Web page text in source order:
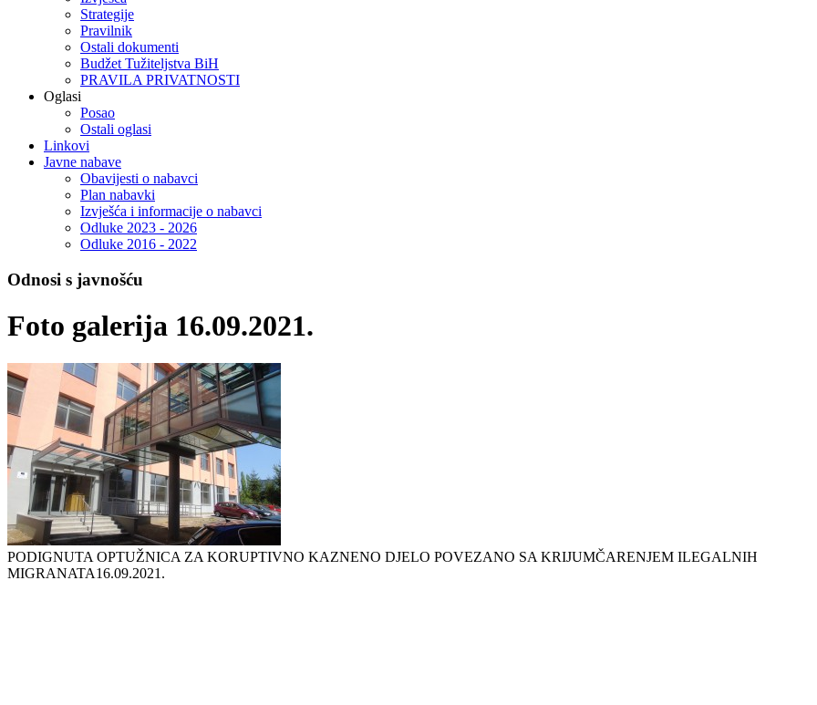
Strategije
Pravilnik
Ostali dokumenti
Budžet Tužiteljstva BiH
PRAVILA PRIVATNOSTI
Oglasi
Posao
Ostali oglasi
Linkovi
Javne nabave
Obavijesti o nabavci
Plan nabavki
Izvješća i informacije o nabavci
Odluke 2023 - 2026
Odluke 2016 - 2022
Odnosi s javnošću
Foto galerija 16.09.2021.
PODIGNUTA OPTUŽNICA ZA KORUPTIVNO KAZNENO DJELO POVEZANO SA KRIJUMČARENJEM ILEGALNIH
MIGRANATA16.09.2021.